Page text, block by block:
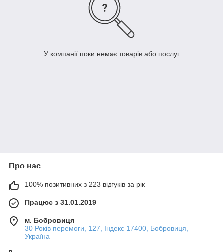
У компанії поки немає товарів або послуг
Про нас
100% позитивних з 223 відгуків за рік
Працює з 31.01.2019
м. Бобровиця
30 Років перемоги, 127, Індекс 17400, Бобровиця,
Україна